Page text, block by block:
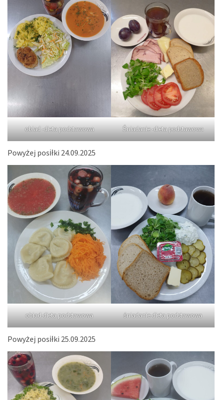
obiad -dieta podstawowa Śniadanie -dieta podstawowa
Powyżej posiłki 24.09.2025
obiad-dieta podstawowa śniadanie-dieta podstawowa
Powyżej posiłki 25.09.2025